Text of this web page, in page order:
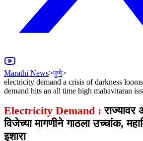
Marathi News>पुणे>
electricity demand a crisis of darkness
demand hits an all time high mahavitaran
Electricity Demand :
विजेच्या मागणीने गाठला उच्चांक,
इशारा